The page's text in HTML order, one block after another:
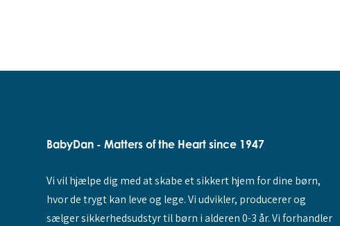
BabyDan - Matters of the Heart since 1947
Vi vil hjælpe dig med at skabe et sikkert hjem for dine børn,
hvor de trygt kan leve og lege. Vi udvikler, producerer og
sælger sikkerhedsudstyr til børn i alderen 0-3 år. Vi forhandler